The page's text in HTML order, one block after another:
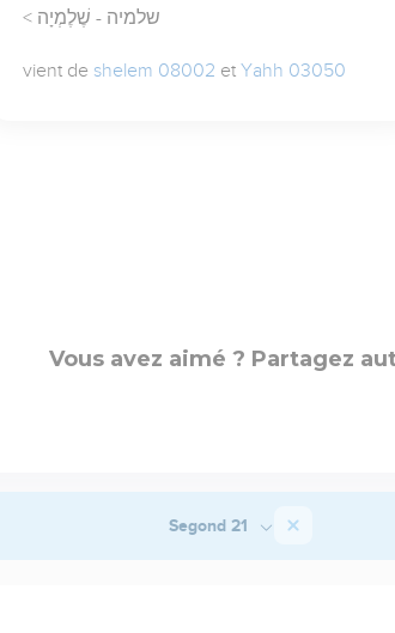
< שלמיה - שֶׁלֶמְיָה
vient de shelem 08002 et Yahh 03050
Vous avez aimé ? Partagez
Segond 21